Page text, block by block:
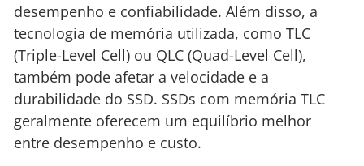
desempenho e confiabilidade. Além disso, a
tecnologia de memória utilizada, como TLC
(Triple-Level Cell) ou QLC (Quad-Level Cell),
também pode afetar a velocidade e a
durabilidade do SSD. SSDs com memória TLC
geralmente oferecem um equilíbrio melhor
entre desempenho e custo.